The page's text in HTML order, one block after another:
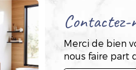
Contactez-
Merci de bien
nous faire part